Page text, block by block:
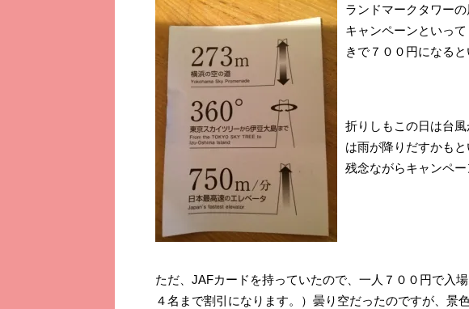
ランドマークタワー
キャンペーンといっ
きで７００円になると
折りしもこの日は台
は雨が降りだすかも
残念ながらキャンペー
ただ、JAFカードを持っていたので、一人７００円で入
４名まで割引になります。）曇り空だったのですが、景